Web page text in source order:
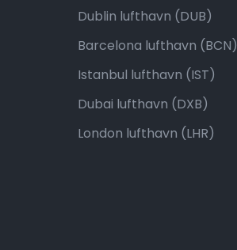
Dublin lufthavn (DUB)
Barcelona lufthavn (BCN)
Istanbul lufthavn (IST)
Dubai lufthavn (DXB)
London lufthavn (LHR)